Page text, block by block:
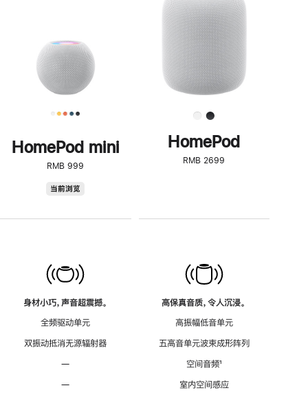
HomePod mini
RMB 999
当前浏览
身材小巧，声音超震撼。
全频驱动单元
双振动抵消无源辐射器
—
—
了
解
HomePod<
HomePod
RMB 2699
高保真音质，令人沉浸。
高振幅低音单元
五高音单元波束成形阵列
空间音频脚
¹
室内空间感应